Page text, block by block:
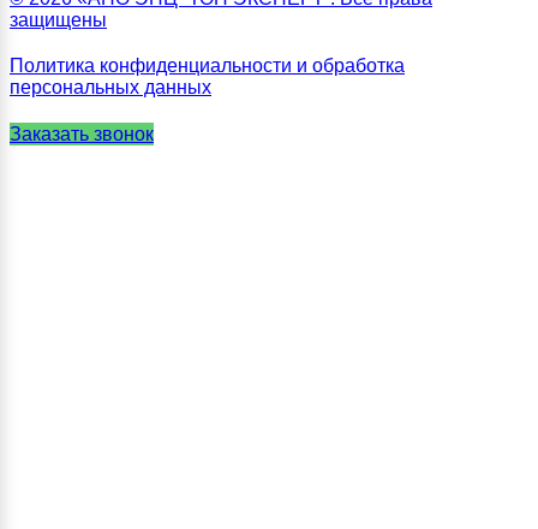
защищены
Политика конфиденциальности и обработка
персональных данных
Заказать звонок